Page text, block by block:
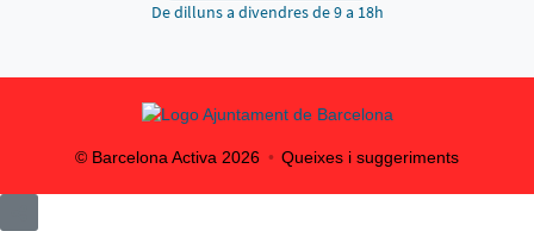
De dilluns a divendres de 9 a 18h
© Barcelona Activa 2026 Queixes i suggeriments